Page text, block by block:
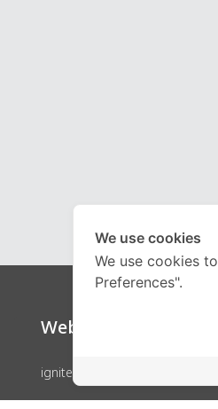
Website
ignite by OnDemand
We use cookies
We use cookies
Preferences".